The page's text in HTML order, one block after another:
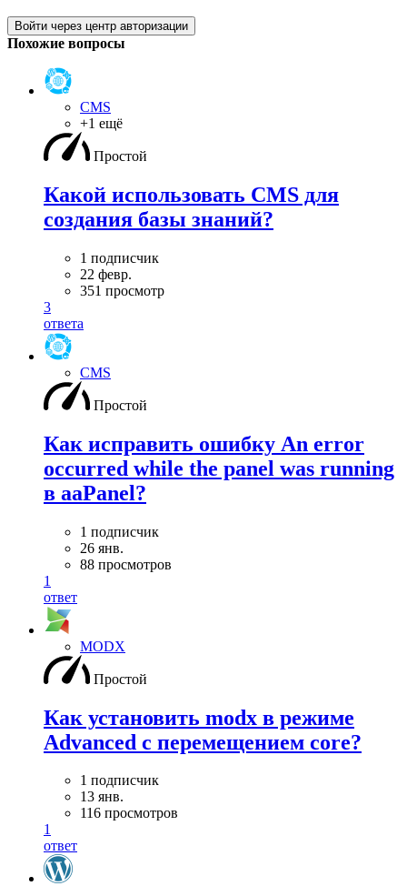
Войти через центр авторизации
Похожие вопросы
CMS
+1 ещё
Простой
Какой использовать CMS для
создания базы знаний?
1 подписчик
22 февр.
351 просмотр
3
ответа
CMS
Простой
Как исправить ошибку An error
occurred while the panel was running
в aaPanel?
1 подписчик
26 янв.
88 просмотров
1
ответ
MODX
Простой
Как установить modx в режиме
Advanced с перемещением core?
1 подписчик
13 янв.
116 просмотров
1
ответ